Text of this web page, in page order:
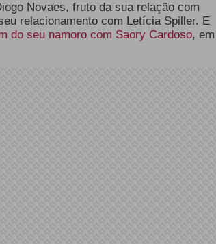
Novaes, fruto da sua relação com
relacionamento com Letícia Spiller. E
do seu namoro com Saory Cardoso, em